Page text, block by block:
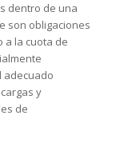
dentro de una
son obligaciones
a la cuota de
adecuado
y
de